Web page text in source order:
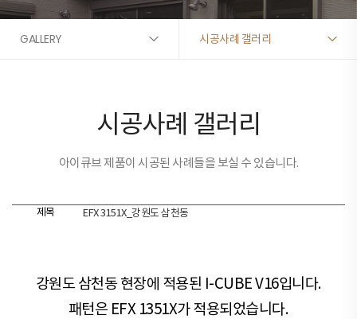
GALLERY 시공사례 갤러리
시공사례 갤러리
아이큐브 제품이 시공된 사례들을 보실 수 있습니다.
제목 EFX 3151X_강원도 삼천동
강원도 삼천동 현장​​에 적용된 I-CUBE V16입니다.
패턴은 EFX 1351X가 적용되었습니다.